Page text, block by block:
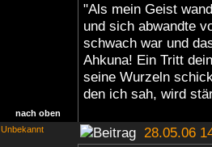
"Als mein Geist
und sich abwandte
schwach war und
Ahkuna! Ein Tritt
seine Wurzeln
den ich sah, wird
nach oben
Unbekannt
28.05.06